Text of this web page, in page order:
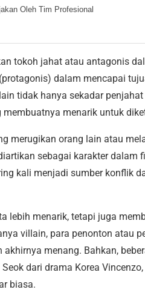
Oleh Tim Profesional
tokoh jahat atau antagonis
dalam mencapai
tidak hanya sekadar
menarik untuk
merugikan orang lain atau
sebagai karakter dalam
kali menjadi sumber konflik
lebih menarik, tetapi juga
villain, para penonton atau
menang. Bahkan,
dari drama Korea
biasa.